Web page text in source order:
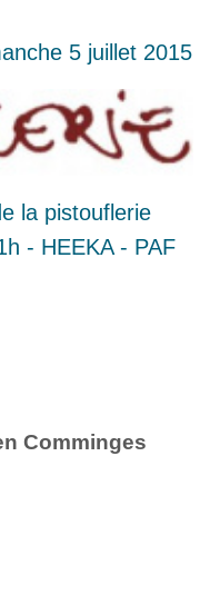
5 juillet 2015
la pistouflerie
- HEEKA - PAF
Comminges